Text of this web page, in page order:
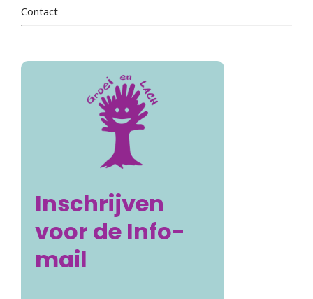
Contact
Inschrijven
voor de Info-
mail